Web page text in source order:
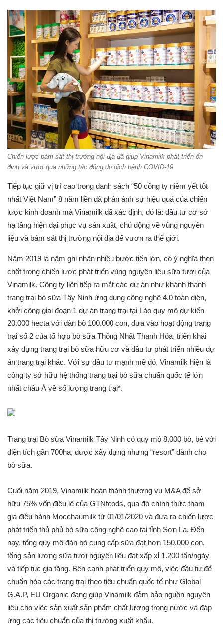
Chiến lược bám sát thị trường nội địa đã giúp Vinamilk phát triển ổn
định và vượt qua những tác động do dịch bệnh COVID-19.
Tiếp tục giữ vị trí cao trong danh sách “50 công ty niêm yết tốt
nhất Việt Nam” 8 năm liền đã phản ánh sự hiệu quả của chiến
lược kinh doanh mà Vinamilk đã xác định, đó là: đầu tư cơ sở
hạ tầng hiện đại phục vụ sản xuất, chủ động về vùng nguyên
liệu và bám sát thị trường nội địa để vươn ra thế giới.
Năm 2019 là năm ghi nhận nhiều bước tiến lớn, có ý nghĩa then
chốt trong chiến lược phát triển vùng nguyên liệu sữa tươi của
Vinamilk. Công ty liên tiếp ra mắt các dự án như khánh thành
trang trại bò sữa Tây Ninh ứng dụng công nghệ 4.0 toàn diện,
khởi công giai đoạn 1 dự án trang trại tại Lào quy mô dự kiến
20.000 hecta với đàn bò 100.000 con, đưa vào hoạt động trang
trại số 2 của tổ hợp bò sữa Thống Nhất Thanh Hóa, triển khai
xây dựng trang trại bò sữa hữu cơ và đầu tư phát triển nhiều dự
án trang trại khác. Với sự đầu tư mạnh mẽ đó, Vinamilk hiện là
công ty sở hữu hệ thống trang trại bò sữa chuẩn quốc tế lớn
nhất châu Á về số lượng trang trại*.
Trang trại Bò sữa Vinamilk Tây Ninh có quy mô 8.000 bò, bê với
diện tích gần 700ha, được xây dựng nhưng “resort” dành cho
bò sữa.
Cuối năm 2019, Vinamilk hoàn thành thương vụ M&A để sở
hữu 75% vốn điều lệ của GTNfoods, qua đó chính thức tham
gia điều hành Mocchaumilk từ 01/01/2020 và đưa ra chiến lược
phát triển thủ phủ bò sữa công nghệ cao tại tỉnh Sơn La. Đến
nay, tổng quy mô đàn bò cung cấp sữa đạt hơn 150.000 con,
tổng sản lượng sữa tươi nguyên liệu đạt xấp xỉ 1.200 tấn/ngày
và tiếp tục gia tăng. Bên cạnh phát triển quy mô, việc đầu tư để
chuẩn hóa các trang trại theo tiêu chuẩn quốc tế như Global
G.A.P, EU Organic đang giúp Vinamilk đảm bảo nguồn nguyên
liệu cho việc sản xuất sản phẩm chất lượng trong nước và đáp
ứng các tiêu chuẩn của thị trường xuất khẩu.